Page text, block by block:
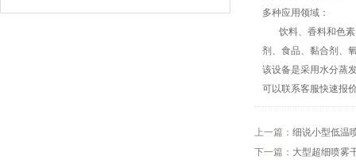
多种应用领域：
饮料、香料和色素
剂、食品、黏合剂、
该设备是采用水分蒸
可以联系客服快速报
上一篇： 细说小型低温
下一篇： 大型超细喷雾